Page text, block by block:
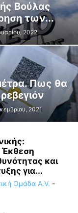
Βούλας
των...
2022
Πως θα
2021
Έκθεση
και
για...
Ομάδα A.V. -